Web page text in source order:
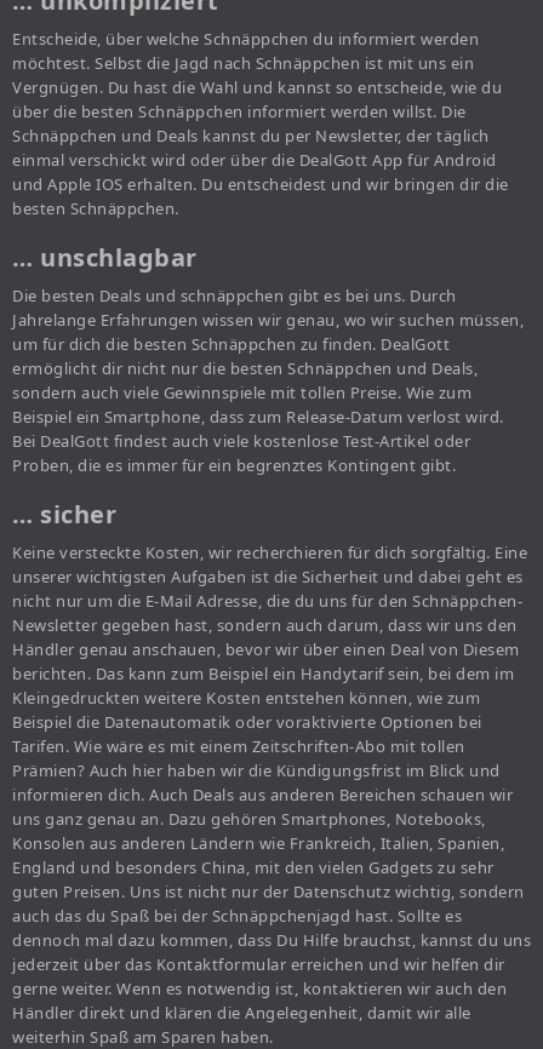
Entscheide, über welche Schnäppchen du informiert werden
möchtest. Selbst die Jagd nach Schnäppchen ist mit uns ein
Vergnügen. Du hast die Wahl und kannst so entscheide, wie du
über die besten Schnäppchen informiert werden willst. Die
Schnäppchen und Deals kannst du per Newsletter, der täglich
einmal verschickt wird oder über die DealGott App für Android
und Apple IOS erhalten. Du entscheidest und wir bringen dir die
besten Schnäppchen.
… unschlagbar
Die besten Deals und schnäppchen gibt es bei uns. Durch
Jahrelange Erfahrungen wissen wir genau, wo wir suchen müssen,
um für dich die besten Schnäppchen zu finden. DealGott
ermöglicht dir nicht nur die besten Schnäppchen und Deals,
sondern auch viele Gewinnspiele mit tollen Preise. Wie zum
Beispiel ein Smartphone, dass zum Release-Datum verlost wird.
Bei DealGott findest auch viele kostenlose Test-Artikel oder
Proben, die es immer für ein begrenztes Kontingent gibt.
… sicher
Keine versteckte Kosten, wir recherchieren für dich sorgfältig. Eine
unserer wichtigsten Aufgaben ist die Sicherheit und dabei geht es
nicht nur um die E-Mail Adresse, die du uns für den Schnäppchen-
Newsletter gegeben hast, sondern auch darum, dass wir uns den
Händler genau anschauen, bevor wir über einen Deal von Diesem
berichten. Das kann zum Beispiel ein Handytarif sein, bei dem im
Kleingedruckten weitere Kosten entstehen können, wie zum
Beispiel die Datenautomatik oder voraktivierte Optionen bei
Tarifen. Wie wäre es mit einem Zeitschriften-Abo mit tollen
Prämien? Auch hier haben wir die Kündigungsfrist im Blick und
informieren dich. Auch Deals aus anderen Bereichen schauen wir
uns ganz genau an. Dazu gehören Smartphones, Notebooks,
Konsolen aus anderen Ländern wie Frankreich, Italien, Spanien,
England und besonders China, mit den vielen Gadgets zu sehr
guten Preisen. Uns ist nicht nur der Datenschutz wichtig, sondern
auch das du Spaß bei der Schnäppchenjagd hast. Sollte es
dennoch mal dazu kommen, dass Du Hilfe brauchst, kannst du uns
jederzeit über das Kontaktformular erreichen und wir helfen dir
gerne weiter. Wenn es notwendig ist, kontaktieren wir auch den
Händler direkt und klären die Angelegenheit, damit wir alle
weiterhin Spaß am Sparen haben.